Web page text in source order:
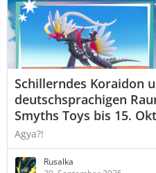
Schillerndes Koraidon
deutschsprachigen
Smyths Toys bis 15.
Agya?!
Rusalka